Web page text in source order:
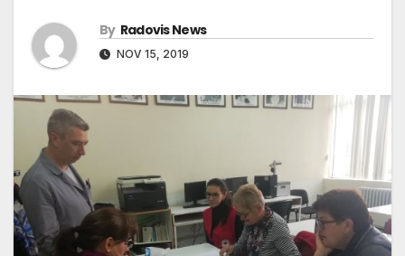
By Radovis News
NOV 15, 2019